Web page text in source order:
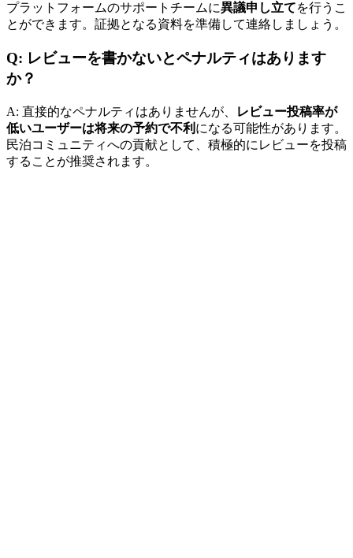
プラットフォームのサポートチームに異議申し立てを行うこ
とができます。証拠となる資料を準備して連絡しましょう。
Q: レビューを書かないとペナルティはあります
か？
A: 直接的なペナルティはありませんが、
レビュー投稿率が
低いユーザーは将来の予約で不利 になる可能性があります。
民泊コミュニティへの貢献として、積極的にレビューを投稿
することが推奨されます。